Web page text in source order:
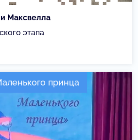
Максвелла
этапа
принца